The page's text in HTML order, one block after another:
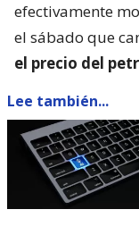
efectivamente
el sábado que
el precio del
Lee también...